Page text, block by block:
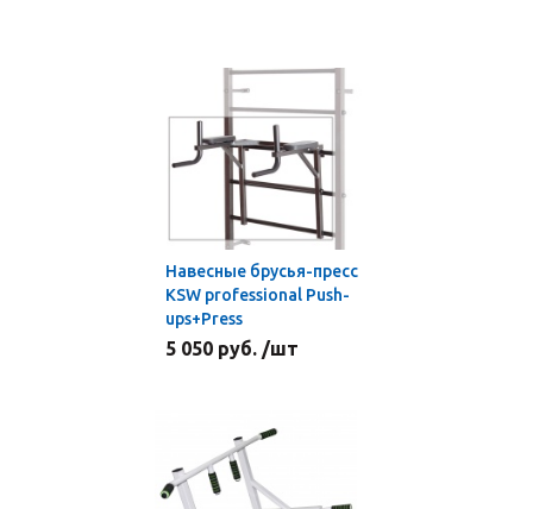
Навесные брусья-пресс
KSW professional Push-
ups+Press
5 050 руб. /шт